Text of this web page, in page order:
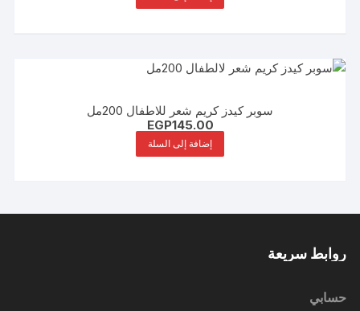
سوبر كيدز كريم شعر للاطفال 200مل
EGP145.00
إضافة إلى السلة
روابط سريعة
حسابي